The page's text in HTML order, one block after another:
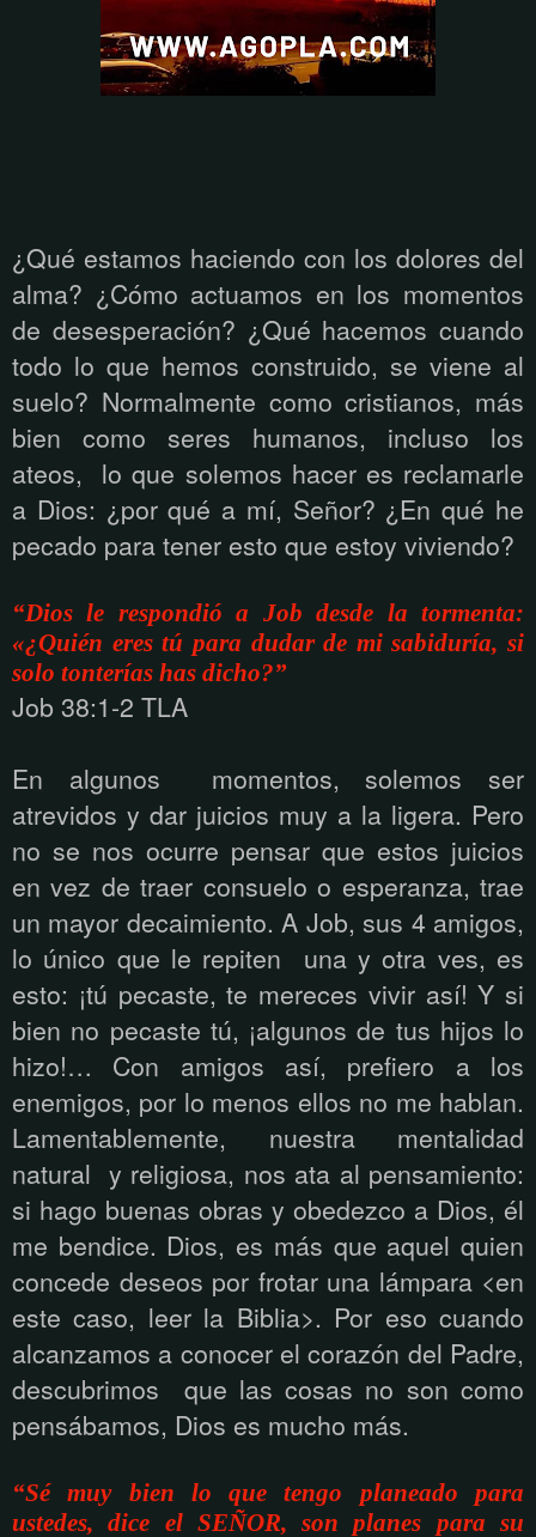
¿Qué estamos haciendo con los dolores del
alma? ¿Cómo actuamos en los momentos
de desesperación? ¿Qué hacemos cuando
todo lo que hemos construido, se viene al
suelo? Normalmente como cristianos, más
bien como seres humanos, incluso los
ateos, lo que solemos hacer es reclamarle
a Dios: ¿por qué a mí, Señor? ¿En qué he
pecado para tener esto que estoy viviendo?
“Dios le respondió a Job desde la tormenta:
«¿Quién eres tú para dudar de mi sabiduría, si
solo tonterías has dicho?”
Job 38:1-2 TLA
En algunos momentos, solemos ser
atrevidos y dar juicios muy a la ligera. Pero
no se nos ocurre pensar que estos juicios
en vez de traer consuelo o esperanza, trae
un mayor decaimiento. A Job, sus 4 amigos,
lo único que le repiten una y otra ves, es
esto: ¡tú pecaste, te mereces vivir así! Y si
bien no pecaste tú, ¡algunos de tus hijos lo
hizo!… Con amigos así, prefiero a los
enemigos, por lo menos ellos no me hablan.
Lamentablemente, nuestra mentalidad
natural y religiosa, nos ata al pensamiento:
si hago buenas obras y obedezco a Dios, él
me bendice. Dios, es más que aquel quien
concede deseos por frotar una lámpara <en
este caso, leer la Biblia>. Por eso cuando
alcanzamos a conocer el corazón del Padre,
descubrimos que las cosas no son como
pensábamos, Dios es mucho más.
“Sé muy bien lo que tengo planeado para
ustedes, dice el SEÑOR, son planes para su